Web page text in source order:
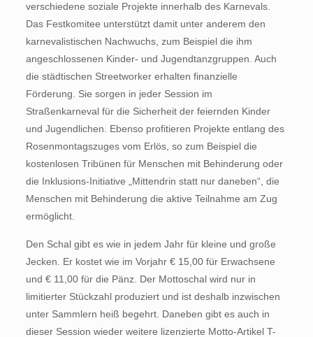
verschiedene soziale Projekte innerhalb des Karnevals.
Das Festkomitee unterstützt damit unter anderem den
karnevalistischen Nachwuchs, zum Beispiel die ihm
angeschlossenen Kinder- und Jugendtanzgruppen. Auch
die städtischen Streetworker erhalten finanzielle
Förderung. Sie sorgen in jeder Session im
Straßenkarneval für die Sicherheit der feiernden Kinder
und Jugendlichen. Ebenso profitieren Projekte entlang des
Rosenmontagszuges vom Erlös, so zum Beispiel die
kostenlosen Tribünen für Menschen mit Behinderung oder
die Inklusions-Initiative „Mittendrin statt nur daneben“, die
Menschen mit Behinderung die aktive Teilnahme am Zug
ermöglicht.
Den Schal gibt es wie in jedem Jahr für kleine und große
Jecken. Er kostet wie im Vorjahr € 15,00 für Erwachsene
und € 11,00 für die Pänz. Der Mottoschal wird nur in
limitierter Stückzahl produziert und ist deshalb inzwischen
unter Sammlern heiß begehrt. Daneben gibt es auch in
dieser Session wieder weitere lizenzierte Motto-Artikel T-